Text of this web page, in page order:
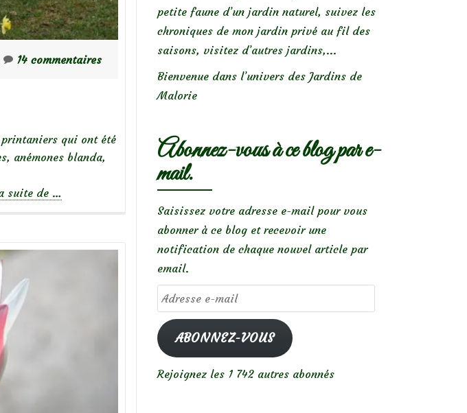
14 commentaires
qui ont été
anémones blanda,
suite de à
…
petite faune d’un jardin naturel, suivez les
chroniques de mon jardin privé au fil des
saisons, visitez d’autres jardins,...
Bienvenue dans l’univers des Jardins de
Malorie
Abonnez-vous à ce blog par e-
mail.
Saisissez votre adresse e-mail pour vous
abonner à ce blog et recevoir une
notification de chaque nouvel article par
email.
Adresse
e-
mailABONNEZ-VOUS
Rejoignez les 1 742 autres abonnés